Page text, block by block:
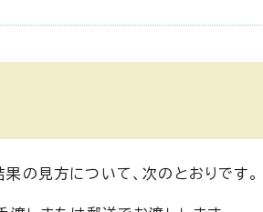
の見方について、次のとおりです。